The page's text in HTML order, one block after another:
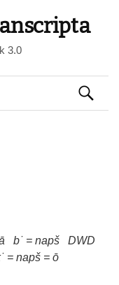
3.0
Suchen
nach:
b˙ = napš
DWD
= napš = ō